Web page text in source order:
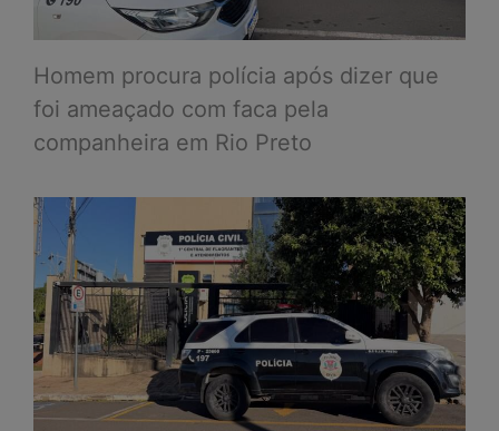
Homem procura polícia após dizer que
foi ameaçado com faca pela
companheira em Rio Preto